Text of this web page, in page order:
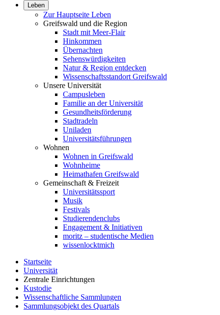
Leben
Zur Hauptseite Leben
Greifswald und die Region
Stadt mit Meer-Flair
Hinkommen
Übernachten
Sehenswürdigkeiten
Natur & Region entdecken
Wissenschaftsstandort Greifswald
Unsere Universität
Campusleben
Familie an der Universität
Gesundheitsförderung
Stadtradeln
Uniladen
Universitätsführungen
Wohnen
Wohnen in Greifswald
Wohnheime
Heimathafen Greifswald
Gemeinschaft & Freizeit
Universitätssport
Musik
Festivals
Studierendenclubs
Engagement & Initiativen
moritz – studentische Medien
wissenlocktmich
Startseite
Universität
Zentrale Einrichtungen
Kustodie
Wissenschaftliche Sammlungen
Sammlungsobjekt des Quartals